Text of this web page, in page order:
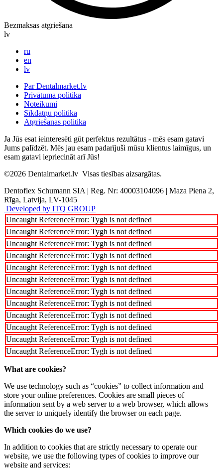
Bezmaksas atgriešana
lv
ru
en
lv
Par Dentalmarket.lv
Privātuma politika
Noteikumi
Sīkdatņu politika
Atgriešanas politika
Ja Jūs esat ieinteresēti gūt perfektus rezultātus - mēs esam gatavi
Jums palīdzēt. Mēs jau esam padarījuši mūsu klientus laimīgus, un
esam gatavi iepriecināt arī Jūs!
©2026 Dentalmarket.lv Visas tiesības aizsargātas.
Dentoflex Schumann SIA | Reg. Nr: 40003104096 | Maza Piena 2,
Rīga, Latvija, LV-1045
Developed by ITQ GROUP
Uncaught ReferenceError: Tygh is not defined
Uncaught ReferenceError: Tygh is not defined
Uncaught ReferenceError: Tygh is not defined
Uncaught ReferenceError: Tygh is not defined
Uncaught ReferenceError: Tygh is not defined
Uncaught ReferenceError: Tygh is not defined
Uncaught ReferenceError: Tygh is not defined
Uncaught ReferenceError: Tygh is not defined
Uncaught ReferenceError: Tygh is not defined
Uncaught ReferenceError: Tygh is not defined
Uncaught ReferenceError: Tygh is not defined
Uncaught ReferenceError: Tygh is not defined
What are cookies?
We use technology such as “cookies” to collect information and
store your online preferences. Cookies are small pieces of
information sent by a web server to a web browser, which allows
the server to uniquely identify the browser on each page.
Which cookies do we use?
In addition to cookies that are strictly necessary to operate our
website, we use the following types of cookies to improve our
website and services: